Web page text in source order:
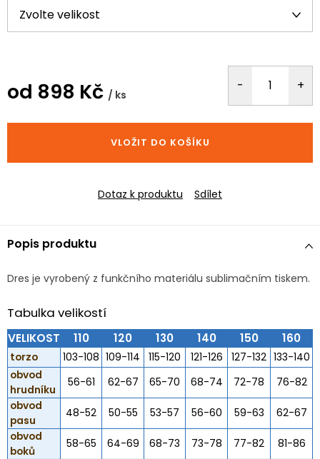
od 898 Kč / ks
cena:
VLOŽIT DO KOŠÍKU
Dotaz k produktu Sdílet
Popis produktu
Dres je vyrobený z funkčního materiálu sublimačním tiskem.
Tabulka velikostí
VELIKOST 110 120 130 140 150 160
torzo 103-108 109-114 115-120 121-126 127-132 133-140
obvod
hrudníku
56-61 62-67 65-70 68-74 72-78
76-82
obvod
pasu
48-52 50-55 53-57 56-60 59-63
62-67
obvod
boků
58-65 64-69 68-73 73-78 77-82 81-86